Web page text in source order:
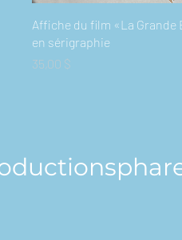
Affiche du film «La Grande
en sérigraphie
Prix
35,00 $